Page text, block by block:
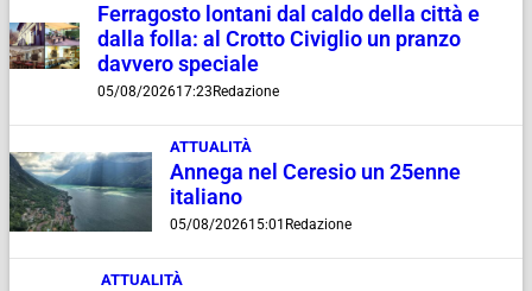
Ferragosto lontani dal caldo della città e
dalla folla: al Crotto Civiglio un pranzo
davvero speciale
05/08/202617:23 Redazione
ATTUALITÀ
Annega nel Ceresio un 25enne
italiano
05/08/202615:01 Redazione
ATTUALITÀ